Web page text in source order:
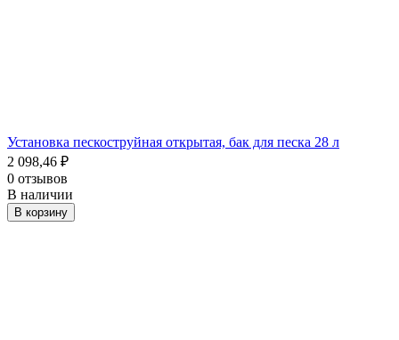
Установка пескоструйная открытая, бак для песка 28 л
2 098,46 ₽
0 отзывов
В наличии
В корзину